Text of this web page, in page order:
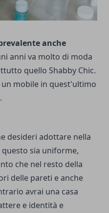
anche
anni va molto di moda
quello Shabby Chic.
mobile in quest'ultimo
desideri adottare nella
sia uniforme,
che nel resto della
delle pareti e anche
avrai una casa
e identità e